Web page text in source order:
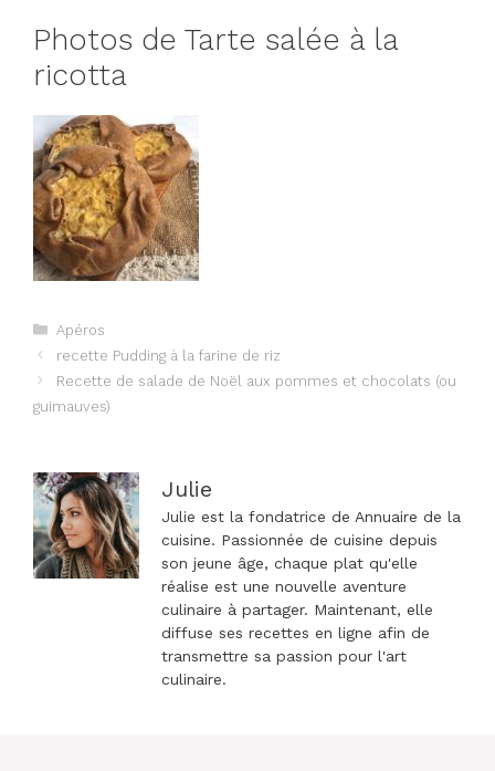
Photos de Tarte salée à la
ricotta
Catégories
Apéros
Navigation
des
recette Pudding à la farine de riz
Recette de salade de Noël aux pommes et chocolats (ou
guimauves)
Julie
Julie est la fondatrice de Annuaire de la
cuisine. Passionnée de cuisine depuis
son jeune âge, chaque plat qu'elle
réalise est une nouvelle aventure
culinaire à partager. Maintenant, elle
diffuse ses recettes en ligne afin de
transmettre sa passion pour l'art
culinaire.